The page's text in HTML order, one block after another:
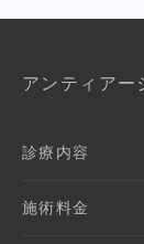
アンティアー
診療内容
施術料金